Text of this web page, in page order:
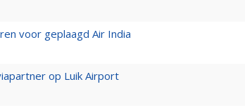
voor geplaagd Air India
op Luik Airport